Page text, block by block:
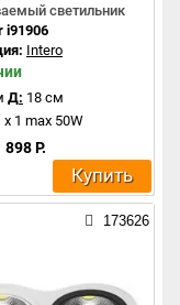
светильник
i91906
Intero
Д: 18 см
x 1 max 50W
Р.
Купить
173626